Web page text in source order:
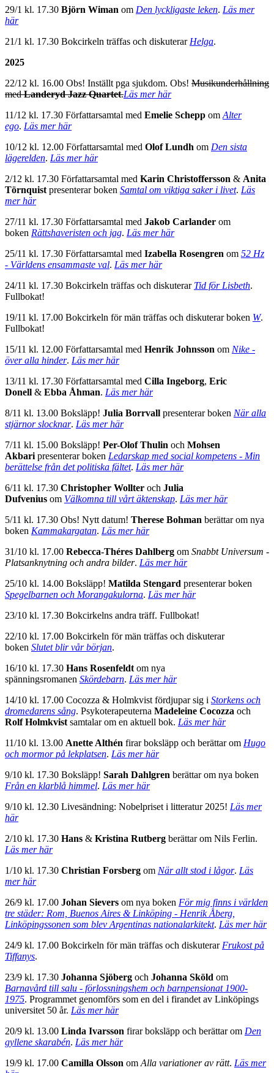
29/1 kl. 17.30 Björn Wiman om Den lyckligaste leken. Läs mer
här
21/1 kl. 17.30 Bokcirkeln träffas och diskuterar Helga.
2025
22/12 kl. 16.00 Obs! Inställt pga sjukdom. Obs! Musikunderhållning
medLanderyd Jazz Quartet.Läs mer här
11/12 kl. 17.30 Författarsamtal med Emelie Schepp om Alter
ego. Läs mer här
10/12 kl. 12.00 Författarsamtal med Olof Lundh om Den sista
lägerelden. Läs mer här
2/12 kl. 17.30 Författarsamtal med Karin Christoffersson & Anita
Törnquist presenterar boken Samtal om viktiga saker i livet. Läs
mer här
27/11 kl. 17.30 Författarsamtal med Jakob Carlander om
boken Rättshaveristen och jag. Läs mer här
25/11 kl. 17.30 Författarsamtal med Izabella Rosengren om 52 Hz
- Världens ensammaste val. Läs mer här
24/11 kl. 17.30 Bokcirkeln träffas och diskuterar Tid för Lisbeth.
Fullbokat!
19/11 kl. 17.00 Bokcirkeln för män träffas och diskuterar boken W.
Fullbokat!
15/11 kl. 12.00 Författarsamtal med Henrik Johnsson om Nike -
över alla hinder. Läs mer här
13/11 kl. 17.30 Författarsamtal med Cilla Ingeborg, Eric
Donell & Ebba Åhman. Läs mer här
8/11 kl. 13.00 Boksläpp! Julia Borrvall presenterar boken När alla
stjärnor slocknar. Läs mer här
7/11 kl. 15.00 Boksläpp! Per-Olof Thulin och Mohsen
Akbari presenterar boken Ledarskap med social kompetens - Min
berättelse från det politiska fältet. Läs mer här
6/11 kl. 17.30 Christopher Wollter och Julia
Dufvenius om Välkomna till vårt äktenskap. Läs mer här
5/11 kl. 17.30 Obs! Nytt datum! Therese Bohman berättar om nya
boken Kammakargatan. Läs mer här
31/10 kl. 17.00 Rebecca-Théres Dahlberg om Snabbt Universum -
Platsanknytning och andra bilder. Läs mer här
25/10 kl. 14.00 Boksläpp! Matilda Stengard presenterar boken
Spegelbarnen och Morangakulorna. Läs mer här
23/10 kl. 17.30 Bokcirkelns andra träff. Fullbokat!
22/10 kl. 17.00 Bokcirkeln för män träffas och diskuterar
boken Slutet blir vår början.
16/10 kl. 17.30 Hans Rosenfeldt om nya
spänningsromanen Skördebarn. Läs mer här
14/10 kl. 17.00 Cocozza & Holmkvist fördjupar sig i Storkens och
dromedarens sång. Psykoterapeuterna Madeleine Cocozza och
Rolf Holmkvist samtalar om en aktuell bok. Läs mer här
11/10 kl. 13.00 Anette Althén firar boksläpp och berättar om Hugo
och mormor på lekplatsen. Läs mer här
9/10 kl. 17.30 Boksläpp! Sarah Dahlgren berättar om nya boken
Från en klarblå himmel. Läs mer här
9/10 kl. 12.30 Livesändning: Nobelpriset i litteratur 2025! Läs mer
här
2/10 kl. 17.30 Hans & Kristina Rutberg berättar om Nils Ferlin.
Läs mer här
1/10 kl. 17.30 Christian Forsberg om När allt stod i lågor. Läs
mer här
26/9 kl. 17.00 Johan Sievers om nya boken För mig finns i världen
tre städer: Rom, Buenos Aires & Linköping - Henrik Åberg,
Linköpingssonen som blev Argentinas nationalarkitekt. Läs mer här
24/9 kl. 17.00 Bokcirkeln för män träffas och diskuterar Frukost på
Tiffanys.
23/9 kl. 17.30 Johanna Sjöberg och Johanna Sköld om
Barnavård till salu - förlossningshem och barnpensionat 1900-
1975. Programmet genomförs som en del i firandet av Linköpings
universitet 50 år. Läs mer här
20/9 kl. 13.00 Linda Ivarsson firar boksläpp och berättar om Den
gyllene skarabén. Läs mer här
19/9 kl. 17.00 Camilla Olsson om Alla variationer av rätt. Läs mer